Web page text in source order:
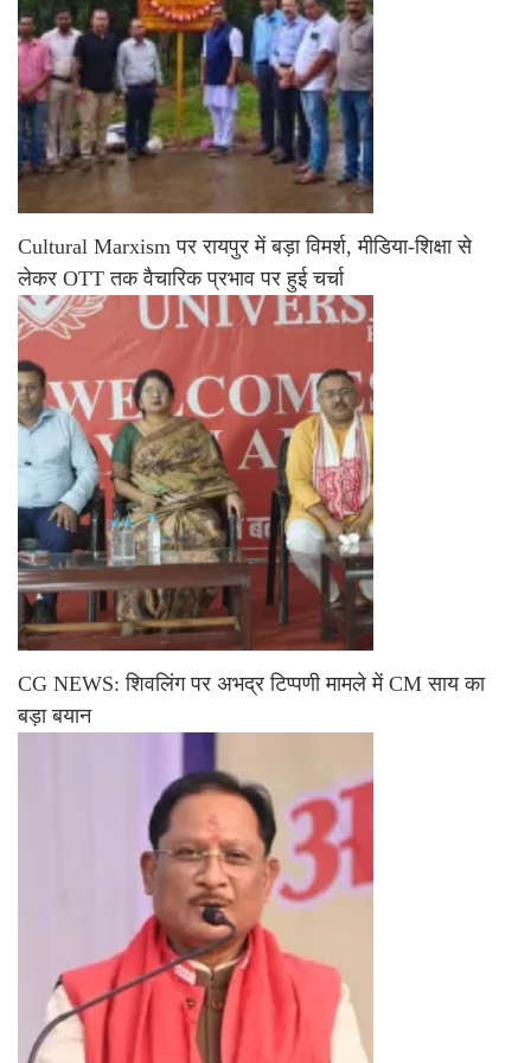
Cultural Marxism पर रायपुर में बड़ा विमर्श, मीडिया-शिक्षा से
लेकर OTT तक वैचारिक प्रभाव पर हुई चर्चा
CG NEWS: शिवलिंग पर अभद्र टिप्पणी मामले में CM साय का
बड़ा बयान